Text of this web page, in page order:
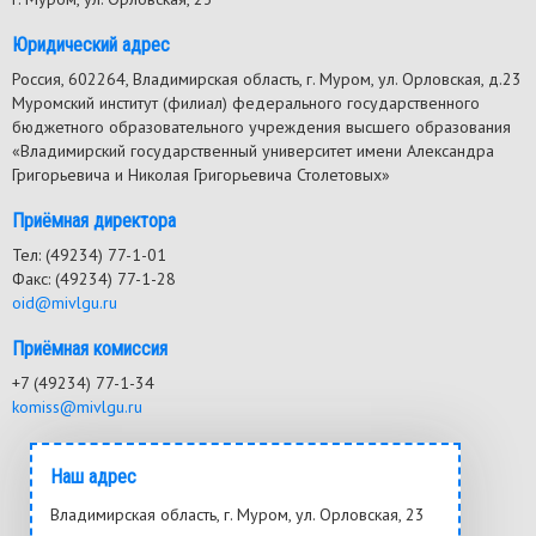
Юридический адрес
Россия, 602264, Владимирская область, г. Муром, ул. Орловская, д.23
Муромский институт (филиал) федерального государственного
бюджетного образовательного учреждения высшего образования
«Владимирский государственный университет имени Александра
Григорьевича и Николая Григорьевича Столетовых»
Приёмная директора
Тел: (49234) 77-1-01
Факс: (49234) 77-1-28
oid@mivlgu.ru
Приёмная комиссия
+7 (49234) 77-1-34
komiss@mivlgu.ru
Наш адрес
Владимирская область, г. Муром, ул. Орловская, 23